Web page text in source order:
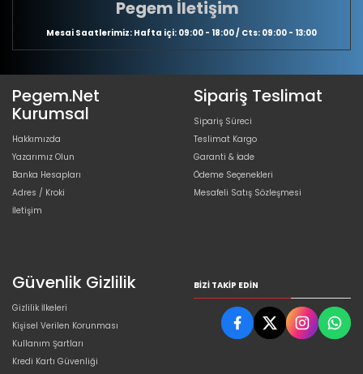
Pegem İletişim
Mesai Saatlerimiz: Hafta içi: 09:00 - 18:00 / Cts: 09:00 - 13:00
Pegem.Net
Kurumsal
Hakkımızda
Yazarımız Olun
Banka Hesapları
Adres / Kroki
İletişim
Sipariş Teslimat
Sipariş Süreci
Teslimat Kargo
Garanti & İade
Ödeme Seçenekleri
Mesafeli Satış Sözleşmesi
Güvenlik Gizlilik
Gizlilik İlkeleri
Kişisel Verilen Korunması
Kullanım Şartları
Kredi Kartı Güvenliği
BIZI TAKIP EDIN